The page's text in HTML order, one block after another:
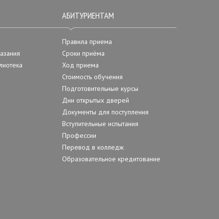
АБИТУРИЕНТАМ
Правила приема
Сроки приёма
Ход приема
Стоимость обучения
Подготовительные курсы
Дни открытых дверей
Документы для поступления
Вступительные испытания
Профессии
Перевод в колледж
Образовательное кредитование